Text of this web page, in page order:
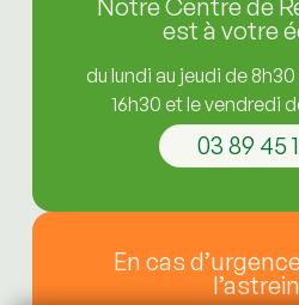
Notre Centre de
est à votre
du lundi au jeudi de 8h30
16h30 et le vendredi
03 89 45
En cas